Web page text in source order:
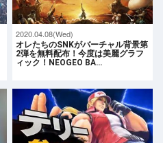
2020.04.08(Wed)
オレたちのSNKがバーチャル背景第
2弾を無料配布！今度は美麗グラフ
ィック！NEOGEO BA…